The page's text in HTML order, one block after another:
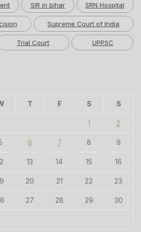
SIR in bihar SRN Hospital
Supreme Court of India
Trial Court UPPSC
T F S S
1 2
6 7 8 9
13 14 15 16
20 21 22 23
27 28 29 30